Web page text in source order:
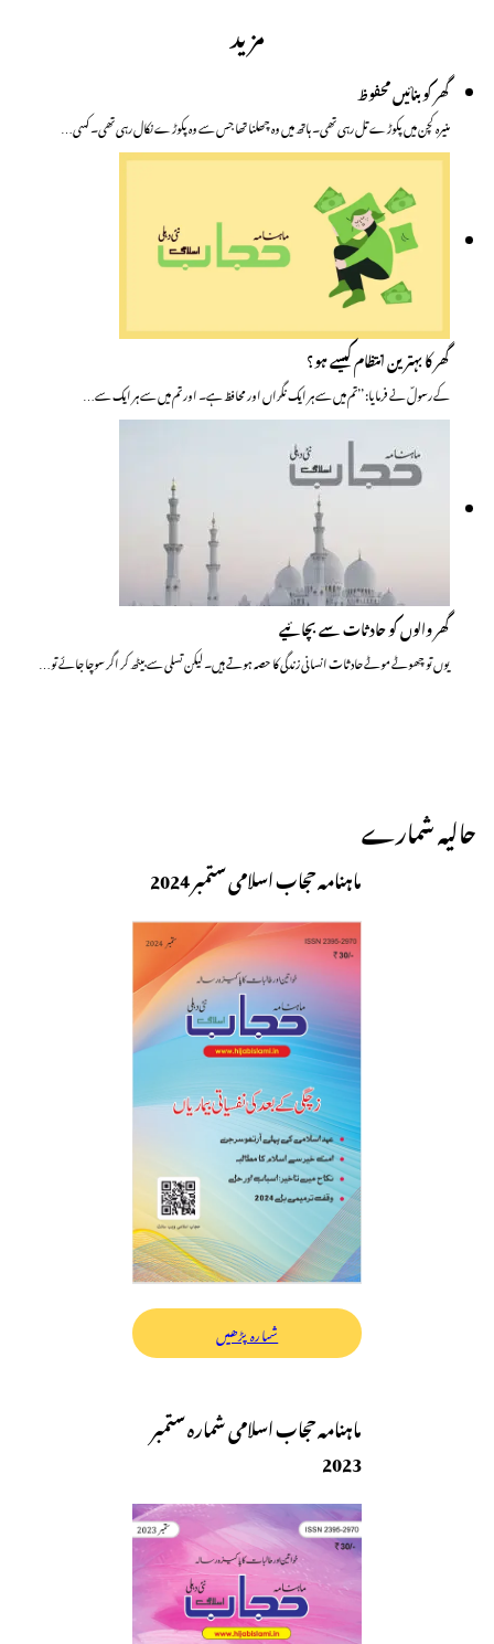
مزید
گھر کو بنائیں محفوظ
منیرہ کچن میں پکوڑے تل رہی تھی۔ ہاتھ میں وہ چھلنا تھا جس سے وہ پکوڑے نکال رہی تھی۔ کسی…
گھر کا بہترین انتظام کیسے ہو؟
کے رسولؐ نے فرمایا: ’’تم میں سے ہر ایک نگراں اور محافظ ہے۔ اور تم میں سے ہر ایک سے…
گھر والوں کو حادثات سے بچائیے
یوں تو چھوٹے موٹے حادثات انسانی زندگی کا حصہ ہوتے ہیں۔ لیکن تسلی سے بیٹھ کر اگر سوچا جائے تو…
حالیہ شمارے
ماہنامہ حجاب اسلامی ستمبر 2024
شمارہ پڑھیں
ماہنامہ حجاب اسلامی شمارہ ستمبر
2023